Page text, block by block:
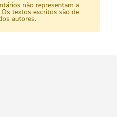
não representam a
textos escritos são de
autores.